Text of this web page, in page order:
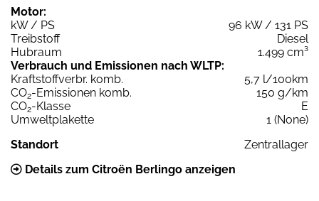
Motor:
kW / PS
96 kW / 131 PS
Treibstoff
Diesel
Hubraum
1.499 cm³
Verbrauch und Emissionen nach WLTP:
Kraftstoffverbr. komb.
5,7 l/100km
CO2-Emissionen komb.
150 g/km
CO2-Klasse
E
Umweltplakette
1 (None)
Standort
Zentrallager
Details zum Citroën Berlingo anzeigen